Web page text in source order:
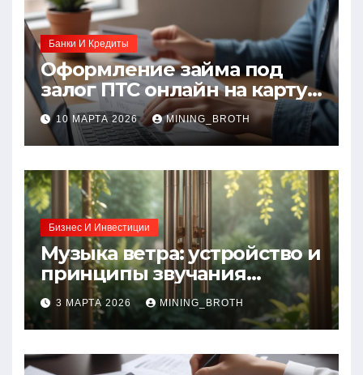
Банки И Кредиты
Оформление займа под
залог ПТС онлайн на карту
без визита в офис: порядок,
требования и документы
10 МАРТА 2026 MINING_BROTH
Бизнес И Инвестиции
Музыка ветра: устройство и
принципы звучания
колокольчиков
3 МАРТА 2026 MINING_BROTH